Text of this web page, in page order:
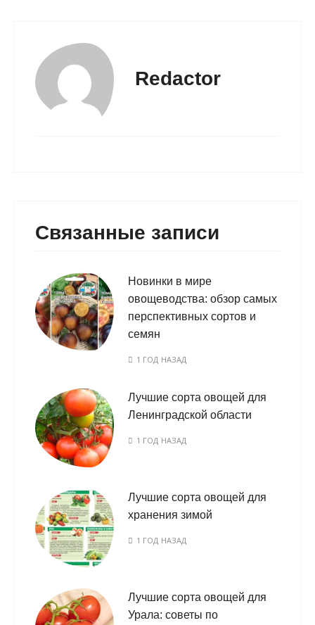
Redactor
Связанные записи
Новинки в мире
овощеводства: обзор самых
перспективных сортов и
семян
1 ГОД НАЗАД
Лучшие сорта овощей для
Ленинградской области
1 ГОД НАЗАД
Лучшие сорта овощей для
хранения зимой
1 ГОД НАЗАД
Лучшие сорта овощей для
Урала: советы по